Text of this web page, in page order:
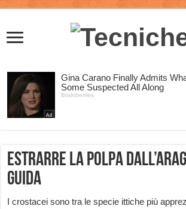
Estrarre la polpa
guida
I crostacei sono tra le specie ittiche più